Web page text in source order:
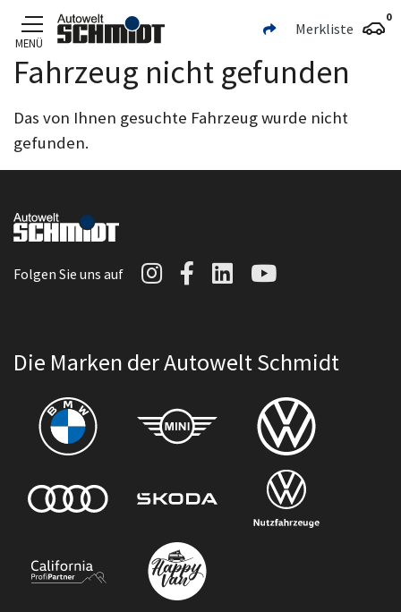
Zum Hauptinhalt
MENÜ
Merkliste
0
Fahrzeug nicht gefunden
Das von Ihnen gesuchte Fahrzeug wurde nicht
gefunden.
Folgen Sie uns auf Autowelt Schmidt auf
Autowelt Schmidt
AutoweltAutowelt
Die Marken der Autowelt Schmidt